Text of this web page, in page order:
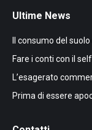
Ultime News
Il consumo del
Fare i conti con il
L’esagerato
Prima di essere